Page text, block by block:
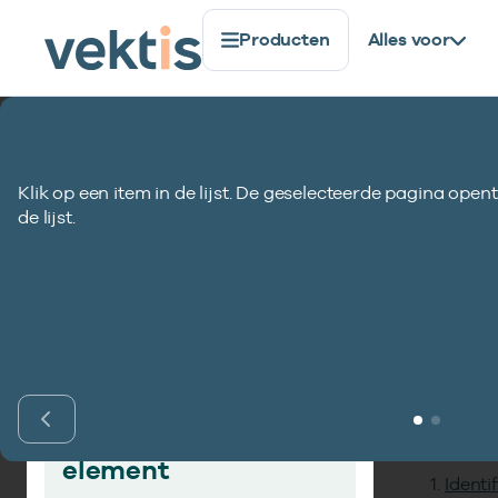
Producten Alles voor
Agb-code
Vind gegevens­
element
Klik op een item in de lijst. De geselecteerde pagina
de lijst.